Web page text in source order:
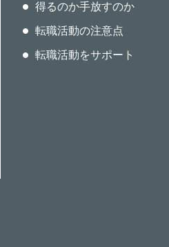
得るのか手放すのか
転職活動の注意点
転職活動をサポート